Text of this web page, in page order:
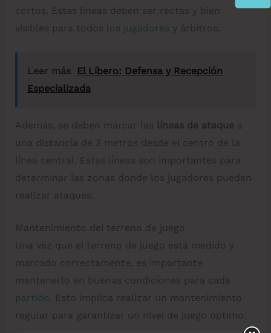
cortos. Estas líneas deben ser rectas y bien
visibles para todos los jugadores y árbitros.
Leer más
El Líbero: Defensa y Recepción
Especializada
Además, se deben marcar las líneas de ataque a
una distancia de 3 metros desde el centro de la
línea central. Estas líneas son importantes para
determinar las zonas donde los jugadores pueden
realizar ataques.
Mantenimiento del terreno de juego
Una vez que el terreno de juego está medido y
marcado correctamente, es importante
mantenerlo en buenas condiciones para cada
partido . Esto implica realizar un mantenimiento
regular para garantizar un nivel de juego óptimo.